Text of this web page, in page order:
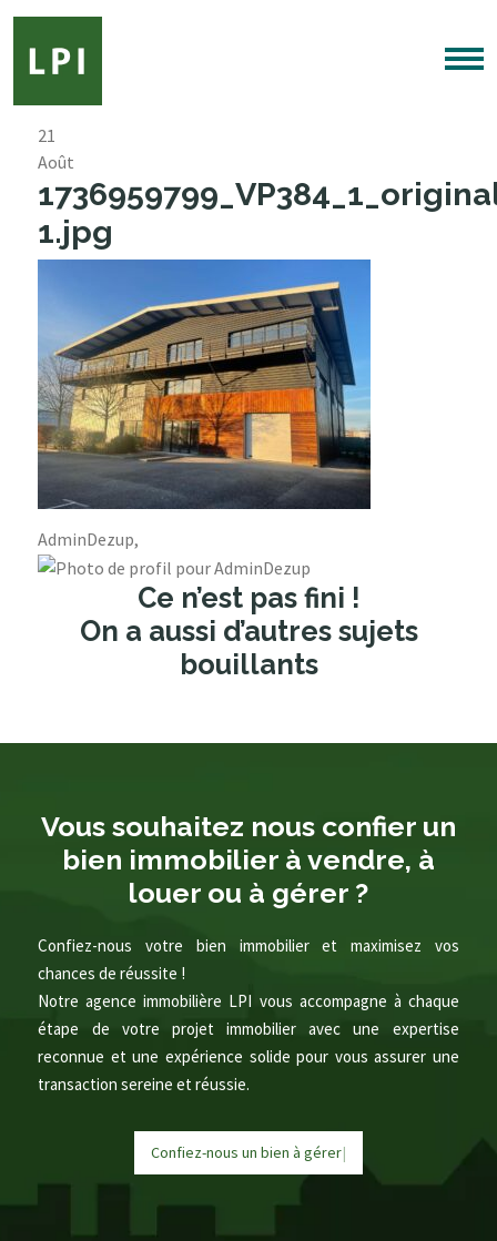
21
Août
1.jpg
AdminDezup,
Ce n’est pas fini !
On a aussi d’autres sujets
bouillants
Vous souhaitez nous confier un
bien immobilier à vendre, à
louer ou à gérer ?
Confiez-nous votre bien immobilier et maximisez vos
chances de réussite !
Notre agence immobilière LPI vous accompagne à chaque
étape de votre projet immobilier avec une expertise
reconnue et une expérience solide pour vous assurer une
transaction sereine et réussie.
Confiez-nous un bien à gérer|